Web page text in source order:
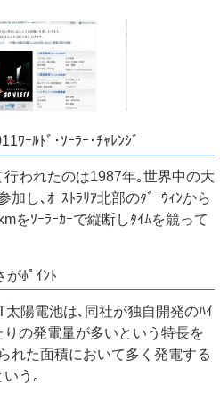
ﾜｰﾙﾄﾞ･ｿｰﾗｰ･ﾁｬﾚﾝｼﾞ
行われたのは1987年｡世界中の大
加し､ｵｰｽﾄﾗﾘｱ北部のﾀﾞｰｳｨﾝから
をｿｰﾗｰｶｰで縦断しﾀｲﾑを競って
ﾎﾟｲﾝﾄ
太陽電池は､同社が独自開発のﾊｲ
りの発電量が多いという特長を
れた面積において多く発電する
う｡